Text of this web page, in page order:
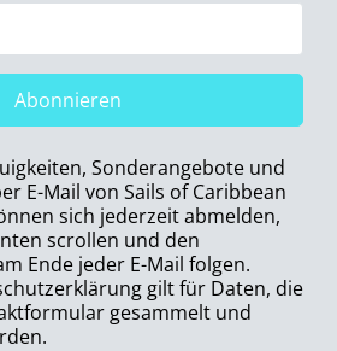
Abonnieren
Sonderangebote und
E-Mail von Sails of Caribbean
sich jederzeit abmelden,
scrollen und den
Ende jeder E-Mail folgen.
gilt für Daten, die
gesammelt und